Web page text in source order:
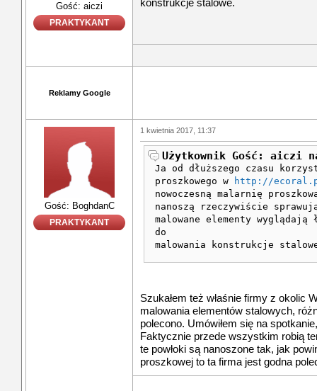
Gość: aiczi
PRAKTYKANT
konstrukcje stalowe.
Reklamy Google
Gość: BoghdanC
PRAKTYKANT
1 kwietnia 2017, 11:37
Użytkownik Gość: aiczi
Ja od dłuższego czasu
proszkowego w
http://
nowoczesną malarnię
nanoszą rzeczywiście
malowane elementy wyglądają
do
malowania konstrukcje
Szukałem też właśnie firmy z okolic
malowania elementów stalowych,
polecono. Umówiłem się na
Faktycznie przede wszystkim robią
te powłoki są nanoszone tak, jak
proszkowej to ta firma jest godna